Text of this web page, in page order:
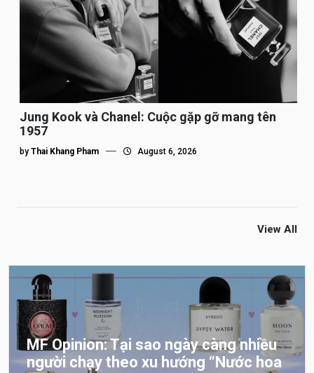
Jung Kook và Chanel: Cuộc gặp gỡ mang tên
1957
by Thai Khang Pham August 6, 2026
View All
MF Opinion: Tại sao ngày càng nhiều
người chạy theo xu hướng “Nước hoa